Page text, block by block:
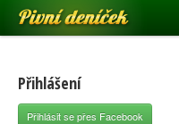
Pivní deníček
Pivní mapa
Pivní značky
Přihlášení
Přihlásit se přes Facebook